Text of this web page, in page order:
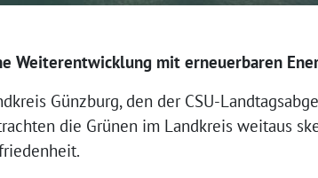
Weiterentwicklung mit erneuerbaren
Günzburg, den der CSU-
die Grünen im Landkreis weitaus